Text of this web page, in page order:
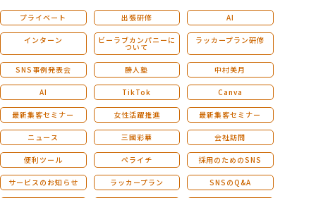
プライベート 出張研修 AI
インターン ビーラブカンパニーに
ついて
ラッカープラン研修
SNS事例発表会 勝人塾 中村美月
AI TikTok Canva
最新集客セミナー 女性活躍推進 最新集客セミナー
ニュース 三國彩華 会社訪問
便利ツール ペライチ 採用のためのSNS
サービスのお知らせ ラッカープラン SNSのQ&A